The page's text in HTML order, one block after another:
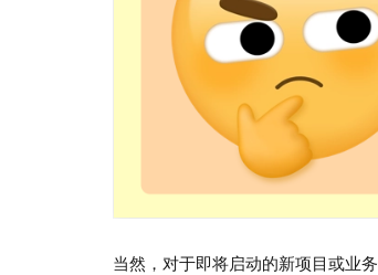
当然，对于即将启动的新项目或业